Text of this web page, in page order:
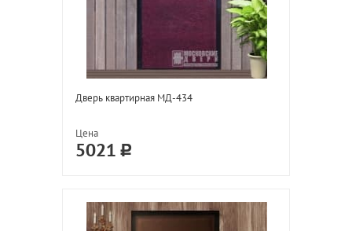
Дверь квартирная МД-434
Цена
5021